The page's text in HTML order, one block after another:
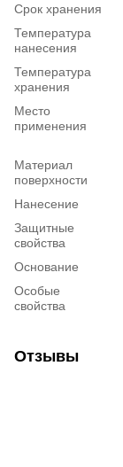
Срок хранения
Температура
нанесения
Температура
хранения
Место
применения
Материал
поверхности
Нанесение
Защитные
свойства
Основание
Особые
свойства
Отзывы